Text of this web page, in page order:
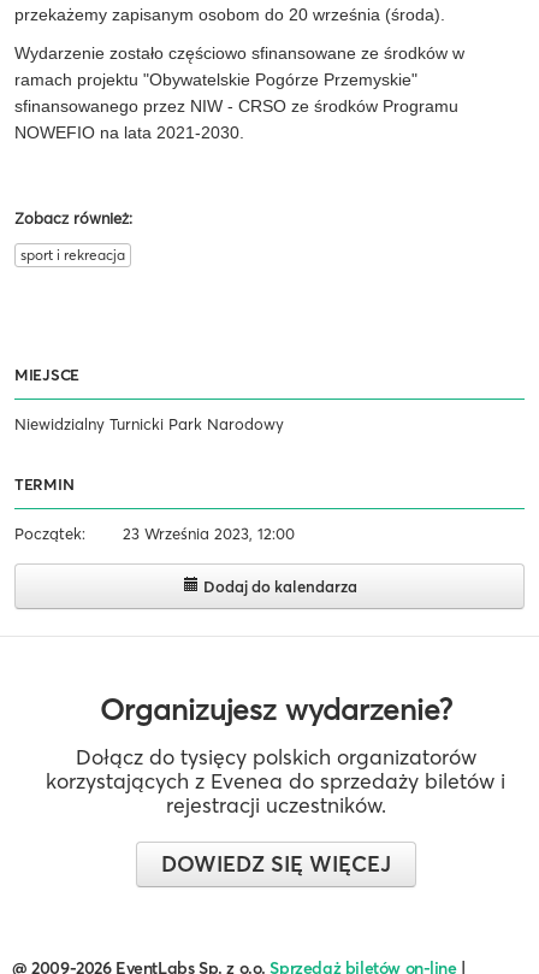
przekażemy zapisanym osobom do 20 września (środa).
Wydarzenie zostało częściowo sfinansowane ze środków w
ramach projektu "Obywatelskie Pogórze Przemyskie"
sfinansowanego przez NIW - CRSO ze środków Programu
NOWEFIO na lata 2021-2030.
Zobacz również:
sport i rekreacja
MIEJSCE
Niewidzialny Turnicki Park Narodowy
TERMIN
Początek: 23 Września 2023, 12:00
Dodaj do kalendarza
Organizujesz wydarzenie?
Dołącz do tysięcy polskich organizatorów
korzystających z Evenea do sprzedaży biletów i
rejestracji uczestników.
DOWIEDZ SIĘ WIĘCEJ
@ 2009-2026 EventLabs Sp. z o.o.Sprzedaż biletów on-line|